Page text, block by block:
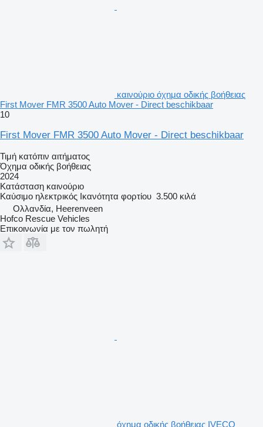
καινούριο όχημα οδικής βοήθειας
First Mover FMR 3500 Auto Mover - Direct beschikbaar
10
First Mover FMR 3500 Auto Mover - Direct beschikbaar
Τιμή κατόπιν αιτήματος
Όχημα οδικής βοήθειας
2024
Κατάσταση καινούριο
Καύσιμο ηλεκτρικός Ικανότητα φορτίου 3.500 κιλά
Ολλανδία, Heerenveen
Hofco Rescue Vehicles
Επικοινωνία με τον πωλητή
όχημα οδικής βοήθειας IVECO